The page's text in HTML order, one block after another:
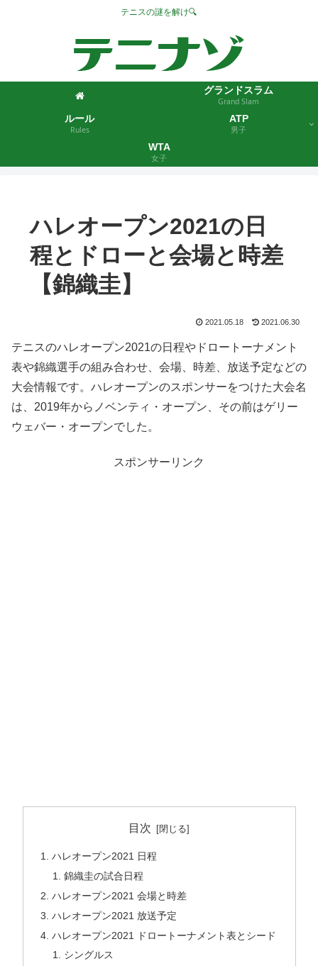
テニスの謎を解け🔍
グランドスラム
Grand Slam
ルール
Rules
ATP
男子
WTA
女子
ハレオープン2021の日
程とドローと会場と時差
【錦織圭】
2021.05.18 2021.06.30
テニスのハレオープン2021の日程やドロートーナメント
表や錦織選手の組み合わせ、会場、時差、放送予定などの
大会情報です。ハレオープンのスポンサーをつけた大会名
は、2019年からノベンティ・オープン、その前はゲリー
ウェバー・オープンでした。
スポンサーリンク
目次
ハレオープン2021 日程
錦織圭の試合日程
ハレオープン2021 会場と時差
ハレオープン2021 放送予定
ハレオープン2021 ドロートーナメント表とシード
シングルス